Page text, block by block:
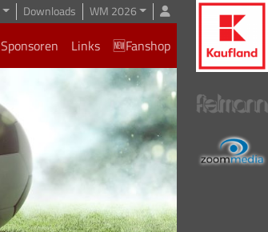
Downloads WM 2026
Sponsoren Links 🆕Fanshop